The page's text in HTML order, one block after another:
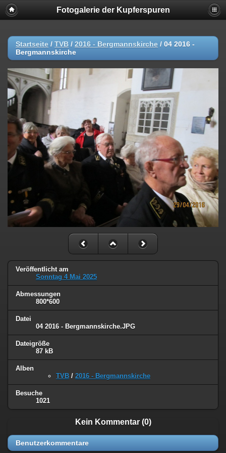
Fotogalerie der Kupferspuren
Startseite / TVB / 2016 - Bergmannskirche / 04 2016 -
Bergmannskirche
Veröffentlicht am
Sonntag 4 Mai 2025
Abmessungen
800*600
Datei
04 2016 - Bergmannskirche.JPG
Dateigröße
87 kB
Alben
TVB / 2016 - Bergmannskirche
Besuche
1021
Kein Kommentar (0)
Benutzerkommentare